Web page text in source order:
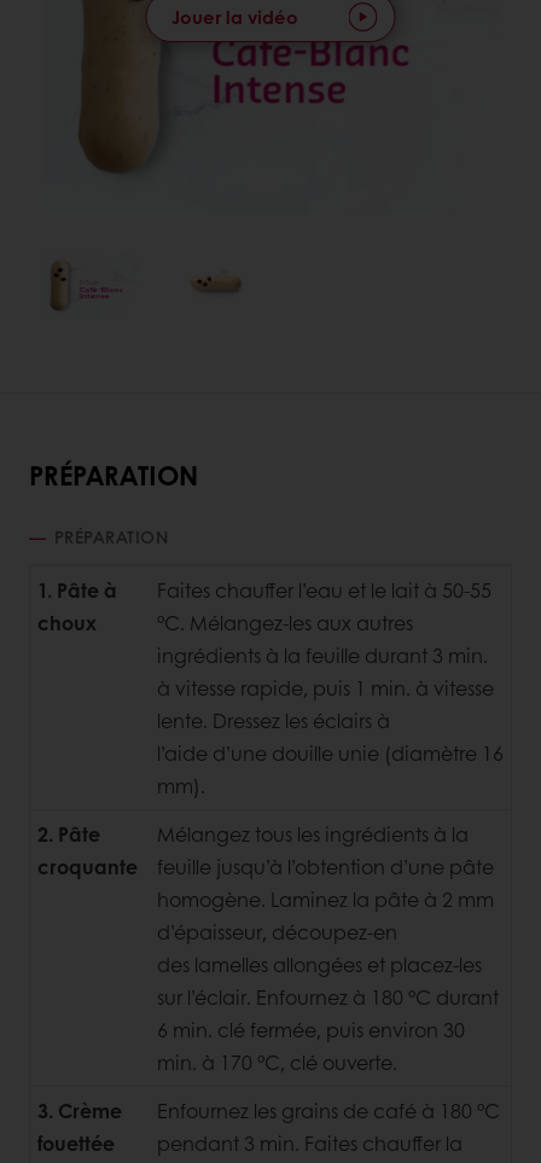
Jouer la vidéo
PRÉPARATION
PRÉPARATION
1. Pâte à
choux
Faites chauffer l’eau et le lait à 50-55
°C. Mélangez-les aux autres
ingrédients à la feuille durant 3 min.
à vitesse rapide, puis 1 min. à vitesse
lente. Dressez les éclairs à
l’aide d’une douille unie (diamètre 16
mm).
2. Pâte
croquante
Mélangez tous les ingrédients à la
feuille jusqu’à l’obtention d’une pâte
homogène. Laminez la pâte à 2 mm
d’épaisseur, découpez-en
des lamelles allongées et placez-les
sur l’éclair. Enfournez à 180 °C durant
6 min. clé fermée, puis environ 30
min. à 170 °C, clé ouverte.
3. Crème
fouettée
Enfournez les grains de café à 180 °C
pendant 3 min. Faites chauffer la